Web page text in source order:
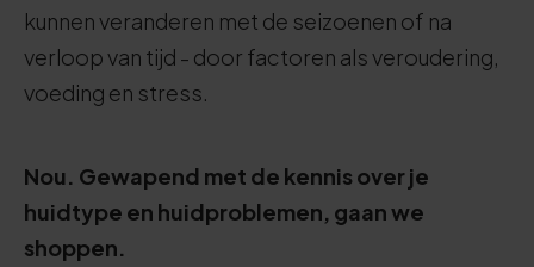
kunnen veranderen met de seizoenen of na
verloop van tijd - door factoren als veroudering,
voeding en stress.
Nou. Gewapend met de kennis over je
huidtype en huidproblemen, gaan we
shoppen.